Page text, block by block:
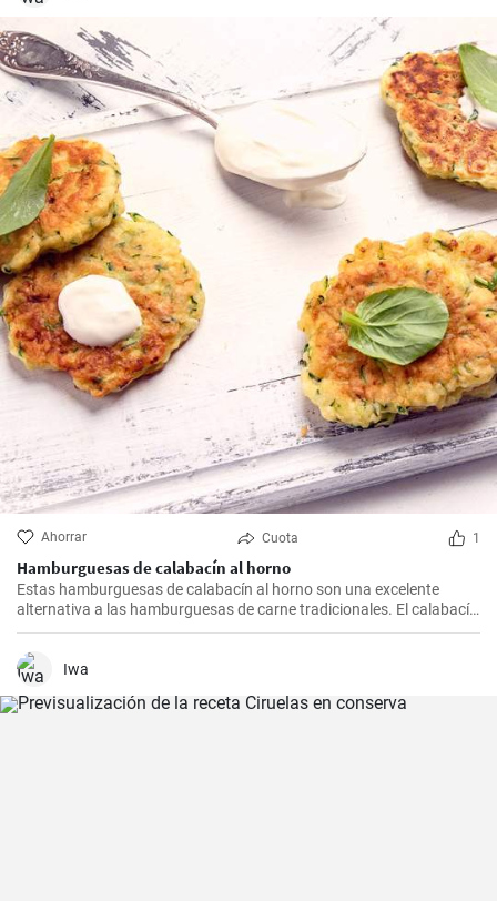
Ahorrar Cuota 1
Hamburguesas de calabacín al horno
Estas hamburguesas de calabacín al horno son una excelente
alternativa a las hamburguesas de carne tradicionales. El calabacín
le da a las hamburguesas un sabor suave y fresco, son fácilmente
digestibles y también son adecuados para vegetarianos. Son
excelentes como plato principal o como guarnición para la carne.
Iwa